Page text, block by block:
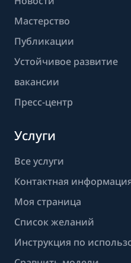
Мастерство
Публикации
Устойчивое развитие
вакансии
Пресс-центр
Услуги
Все услуги
Контактная
Моя страница
Список желаний
Инструкция по